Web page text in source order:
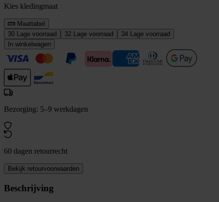
Kies kledingmaat
Maattabel
30 Lage voorraad 32 Lage voorraad 34 Lage voorraad
In winkelwagen
Bezorging: 5–9 werkdagen
60 dagen retourrecht
Bekijk retourvoorwaarden
Beschrijving